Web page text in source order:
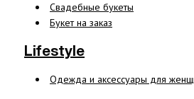
Свадебные букеты
Букет на заказ
Lifestyle
Одежда и аксессуары для